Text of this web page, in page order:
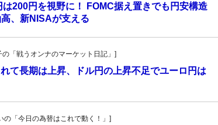
200円を視野に！ FOMC据え置きでも円安構造
、新NISAが支える
「戦うオンナのマーケット日記」]
て長期は上昇、ドル円の上昇不足でユーロ円は
「今日の為替はこれで動く！」]